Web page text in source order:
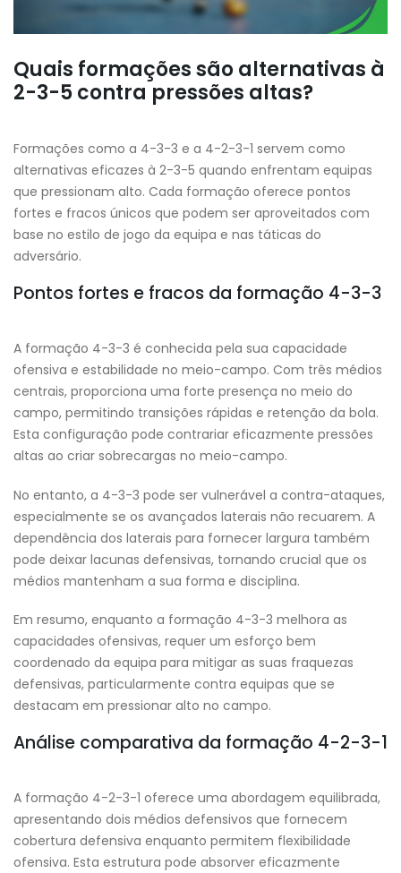
Quais formações são alternativas à
2-3-5 contra pressões altas?
Formações como a 4-3-3 e a 4-2-3-1 servem como
alternativas eficazes à 2-3-5 quando enfrentam equipas
que pressionam alto. Cada formação oferece pontos
fortes e fracos únicos que podem ser aproveitados com
base no estilo de jogo da equipa e nas táticas do
adversário.
Pontos fortes e fracos da formação 4-3-3
A formação 4-3-3 é conhecida pela sua capacidade
ofensiva e estabilidade no meio-campo. Com três médios
centrais, proporciona uma forte presença no meio do
campo, permitindo transições rápidas e retenção da bola.
Esta configuração pode contrariar eficazmente pressões
altas ao criar sobrecargas no meio-campo.
No entanto, a 4-3-3 pode ser vulnerável a contra-ataques,
especialmente se os avançados laterais não recuarem. A
dependência dos laterais para fornecer largura também
pode deixar lacunas defensivas, tornando crucial que os
médios mantenham a sua forma e disciplina.
Em resumo, enquanto a formação 4-3-3 melhora as
capacidades ofensivas, requer um esforço bem
coordenado da equipa para mitigar as suas fraquezas
defensivas, particularmente contra equipas que se
destacam em pressionar alto no campo.
Análise comparativa da formação 4-2-3-1
A formação 4-2-3-1 oferece uma abordagem equilibrada,
apresentando dois médios defensivos que fornecem
cobertura defensiva enquanto permitem flexibilidade
ofensiva. Esta estrutura pode absorver eficazmente